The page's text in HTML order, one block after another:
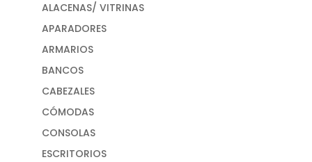
ALACENAS/ VITRINAS
APARADORES
ARMARIOS
BANCOS
CABEZALES
CÓMODAS
CONSOLAS
ESCRITORIOS